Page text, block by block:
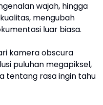
wajah, hingga
mengubah
luar biasa.
kamera obscura
puluhan megapiksel,
tentang rasa ingin tahu